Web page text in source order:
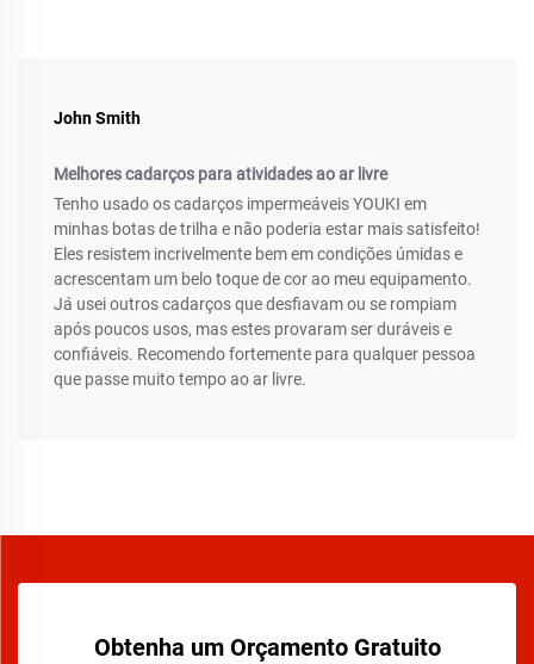
John Smith
Melhores cadarços para atividades ao ar livre
Tenho usado os cadarços impermeáveis YOUKI em
minhas botas de trilha e não poderia estar mais satisfeito!
Eles resistem incrivelmente bem em condições úmidas e
acrescentam um belo toque de cor ao meu equipamento.
Já usei outros cadarços que desfiavam ou se rompiam
após poucos usos, mas estes provaram ser duráveis e
confiáveis. Recomendo fortemente para qualquer pessoa
que passe muito tempo ao ar livre.
Obtenha um Orçamento Gratuito